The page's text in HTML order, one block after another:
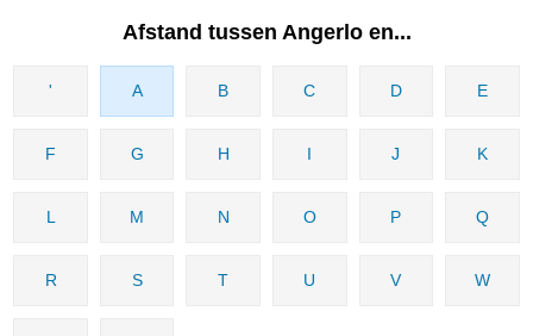
Afstand tussen Angerlo en...
' A B C D E
F G H I J K
L M N O P Q
R S T U V W